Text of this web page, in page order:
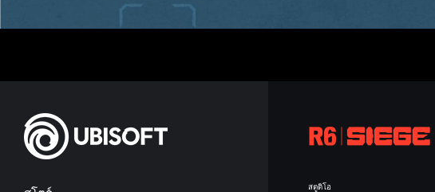
สตูดิโอ